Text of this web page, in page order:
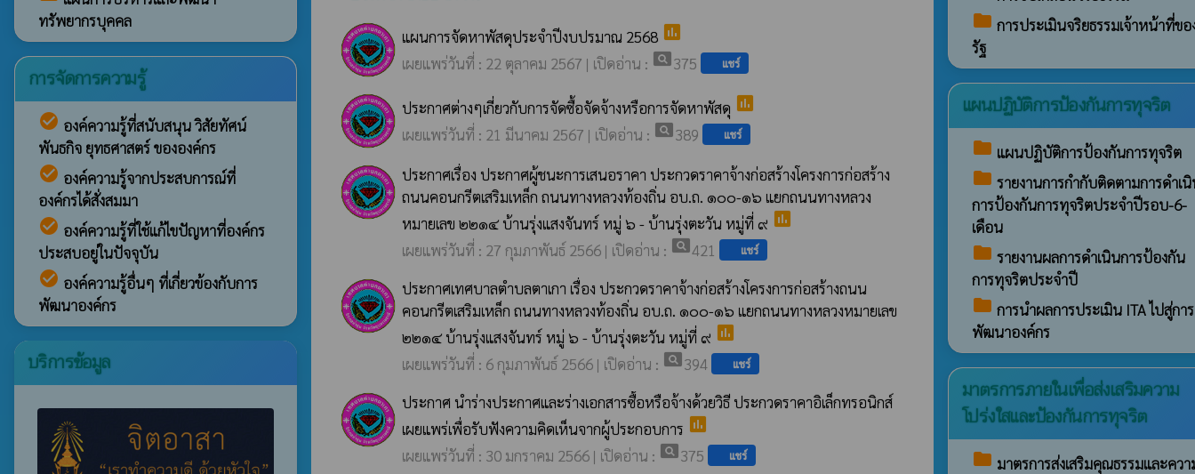
ทรัพยากรบุคคล
การจัดการความรู้
check_circle องค์ความรู้ที่สนับสนุน วิสัยทัศน์
พันธกิจ ยุทธศาสตร์ ขององค์กร
check_circle องค์ความรู้จากประสบการณ์ที่
องค์กรได้สั่งสมมา
check_circle องค์ความรู้ที่ใช้แก้ไขปัญหาที่องค์กร
ประสบอยู่ในปัจจุบัน
check_circle องค์ความรู้อื่นๆ ที่เกี่ยวข้องกับการ
พัฒนาองค์กร
บริการข้อมูล
แผนการจัดหาพัสดุประจำปีงบปรมาณ 2568 poll
เผยแพร่วันที่ : 22 ตุลาคม 2567 | เปิดอ่าน : pageview375 แชร์
ประกาศต่างๆเกี่ยวกับการจัดซื้อจัดจ้างหรือการจัดหาพัสดุ poll
เผยแพร่วันที่ : 21 มีนาคม 2567 | เปิดอ่าน : pageview389 แชร์
ประกาศเรื่อง ประกาศผู้ชนะการเสนอราคา ประกวดราคาจ้างก่อสร้างโครงการก่อสร้าง
ถนนคอนกรีตเสริมเหล็ก ถนนทางหลวงท้องถิ่น อบ.ถ. ๑๐๐-๑๖ แยกถนนทางหลวง
หมายเลข ๒๒๑๔ บ้านรุ่งแสงจันทร์ หมู่ ๖ - บ้านรุ่งตะวัน หมู่ที่ ๙ poll
เผยแพร่วันที่ : 27 กุมภาพันธ์ 2566 | เปิดอ่าน : pageview421 แชร์
ประกาศเทศบาลตำบลตาเกา เรื่อง ประกวดราคาจ้างก่อสร้างโครงการก่อสร้างถนน
คอนกรีตเสริมเหล็ก ถนนทางหลวงท้องถิ่น อบ.ถ. ๑๐๐-๑๖ แยกถนนทางหลวงหมายเลข
๒๒๑๔ บ้านรุ่งแสงจันทร์ หมู่ ๖ - บ้านรุ่งตะวัน หมู่ที่ ๙ poll
เผยแพร่วันที่ : 6 กุมภาพันธ์ 2566 | เปิดอ่าน : pageview394 แชร์
ประกาศ นําร่างประกาศและร่างเอกสารซื้อหรือจ้างด้วยวิธี ประกวดราคาอิเล็กทรอนิกส์
เผยแพร่เพื่อรับฟังความคิดเห็นจากผู้ประกอบการ poll
เผยแพร่วันที่ : 30 มกราคม 2566 | เปิดอ่าน : pageview375 แชร์
folder การประเมินจริยธรรมเจ้าหน้าที่ขอ
รัฐ
แผนปฏิบัติการป้องกันการทุจริต
folder แผนปฏิบัติการป้องกันการทุจริต
folder รายงานการกำกับติดตามการดำเ
การป้องกันการทุจริตประจำปีรอบ-6-
เดือน
folder รายงานผลการดำเนินการป้องกัน
การทุจริตประจำปี
folder การนำผลการประเมิน ITA ไปสู่การ
พัฒนาองค์กร
มาตรการภายในเพื่อส่งเสริมความ
โปร่งใสและป้องกันการทุจริต
folder มาตรการส่งเสริมคุณธรรมและควา